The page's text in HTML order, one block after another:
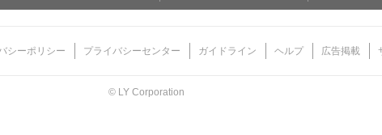
シーポリシー プライバシーセンター ガイドライン ヘルプ 広告掲載
© LY Corporation